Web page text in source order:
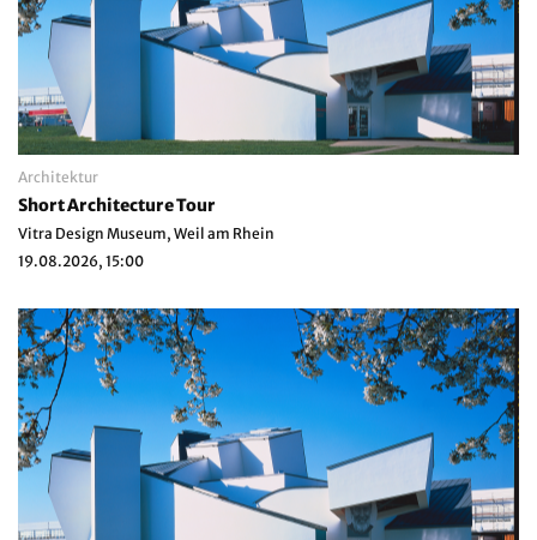
Architektur
Short Architecture Tour
Vitra Design Museum, Weil am Rhein
19.08.2026, 15:00